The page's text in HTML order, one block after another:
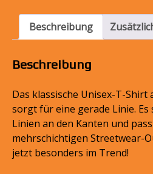
Mentale
Gesundheit
T-
|
|
100
%
Baumwolle
Menge
Beschreibung
Beschreibung
Das klassische Unisex-T-Shirt
sorgt für eine gerade Linie.
Linien an den Kanten und
mehrschichtigen Streetwear-
jetzt besonders im Trend!